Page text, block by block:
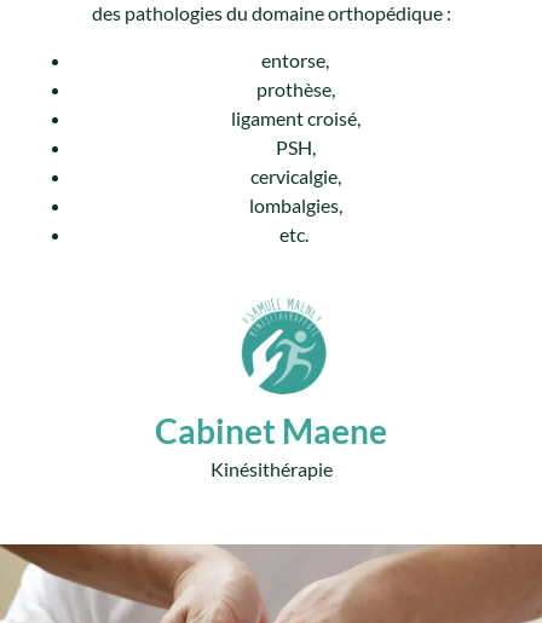
des pathologies du domaine orthopédique :
entorse,
prothèse,
ligament croisé,
PSH,
cervicalgie,
lombalgies,
etc.
Cabinet Maene
Kinésithérapie